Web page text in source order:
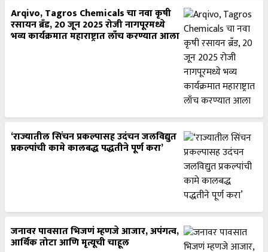
Arqivo, Tagros Chemicals चा नवा कृषी
रसायन ब्रँड, 20 जून 2025 रोजी नागपूरमध्ये
भव्य कार्यक्रमात महाराष्ट्रात लाँच करण्यात आला
‘राज्यातील सिंचन प्रकल्पासह उदंचन जलविद्युत
प्रकल्पांची कामे कालबद्ध पद्धतीने पूर्ण करा’
जनावर पावसात भिजणं म्हणजे आजार, अपंगत्व,
आर्थिक तोटा आणि मृत्यूची चाहूल